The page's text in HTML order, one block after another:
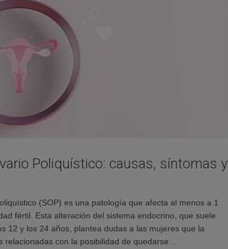
Poliquístico: causas, síntomas y
(SOP) es una patología que afecta al menos a 1
fértil. Esta alteración del sistema endocrino, que suele
12 y los 24 años, plantea dudas a las mujeres que la
relacionadas con la posibilidad de quedarse…